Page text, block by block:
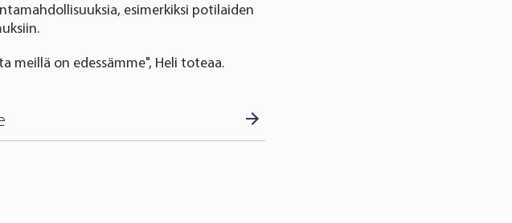
esimerkiksi potilaiden
meillä on edessämme", Heli toteaa.